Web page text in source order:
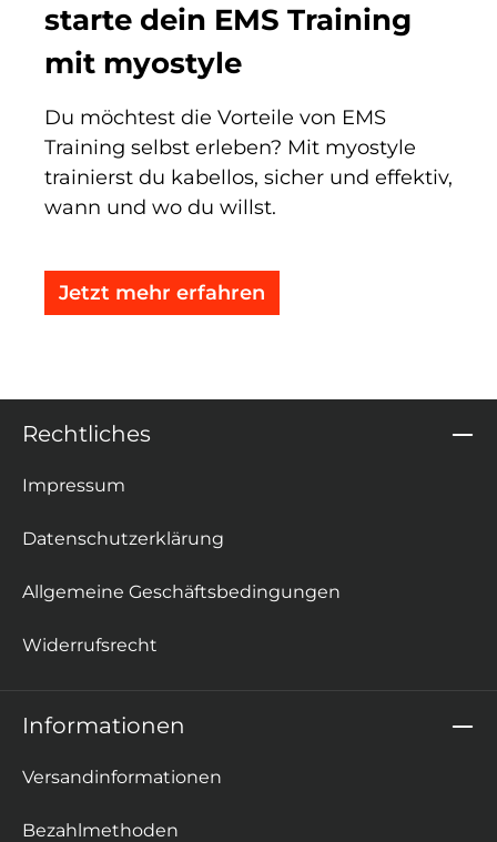
starte dein EMS Training
mit myostyle
Du möchtest die Vorteile von EMS
Training selbst erleben? Mit myostyle
trainierst du kabellos, sicher und effektiv,
wann und wo du willst.
Jetzt mehr erfahren
Rechtliches
Impressum
Datenschutzerklärung
Allgemeine Geschäftsbedingungen
Widerrufsrecht
Informationen
Versandinformationen
Bezahlmethoden